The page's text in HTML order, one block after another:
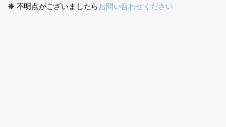
❋ 不明点がございましたらお問い合わせください